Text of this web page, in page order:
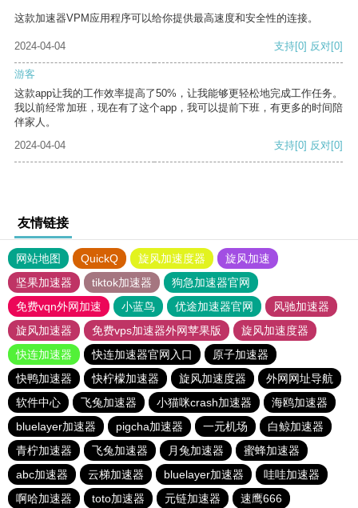
这款加速器VPM应用程序可以给你提供最高速度和安全性的连接。
2024-04-04 支持[0] 反对[0]
游客
这款app让我的工作效率提高了50%，让我能够更轻松地完成工作任务。
我以前经常加班，现在有了这个app，我可以提前下班，有更多的时间陪
伴家人。
2024-04-04
支持[0] 反对[0]
友情链接
网站地图 QuickQ 旋风加速度器
旋风加速
坚果加速器
tiktok加速器
狗急加速器官网
免费vqn外网加速
小蓝鸟 优途加速器官网
风驰加速器
旋风加速器
免费vps加速器外网苹果版
旋风加速度器
快连加速器
快连加速器官网入口
原子加速器
快鸭加速器
快柠檬加速器 旋风加速度器
外网网址导航
软件中心
飞兔加速器 小猫咪crash加速器
海鸥加速器
bluelayer加速器
pigcha加速器 一元机场
白鲸加速器
青柠加速器
飞兔加速器 月兔加速器
蜜蜂加速器
abc加速器
云梯加速器 bluelayer加速器
哇哇加速器
啊哈加速器
toto加速器 元链加速器 速鹰666